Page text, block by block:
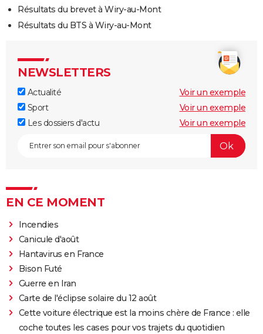
Résultats du brevet à Wiry-au-Mont
Résultats du BTS à Wiry-au-Mont
NEWSLETTERS
Actualité
Voir un exemple
Sport
Voir un exemple
Les dossiers d'actu
Voir un exemple
EN CE MOMENT
Incendies
Canicule d'août
Hantavirus en France
Bison Futé
Guerre en Iran
Carte de l'éclipse solaire du 12 août
Cette voiture électrique est la moins chère de France : elle
coche toutes les cases pour vos trajets du quotidien